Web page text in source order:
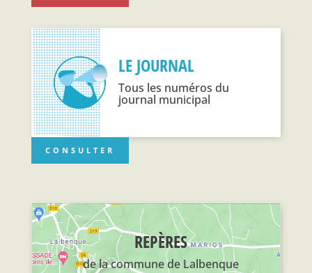
LE JOURNAL
Tous les numéros du
journal municipal
CONSULTER
REPÈRES
de la commune de Lalbenque